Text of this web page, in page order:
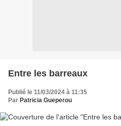
Entre les barreaux
Publié le 11/03/2024 à 11:35
Par Patricia Gueperou